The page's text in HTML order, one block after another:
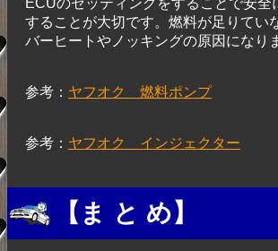
ECUのセッティングをすることで安全
することが大切です。燃料が足りてい
バーヒートやノッキングの原因になり
参考： ヤフオク 燃料ポンプ
参考： ヤフオク インジェクター
【ま と め】